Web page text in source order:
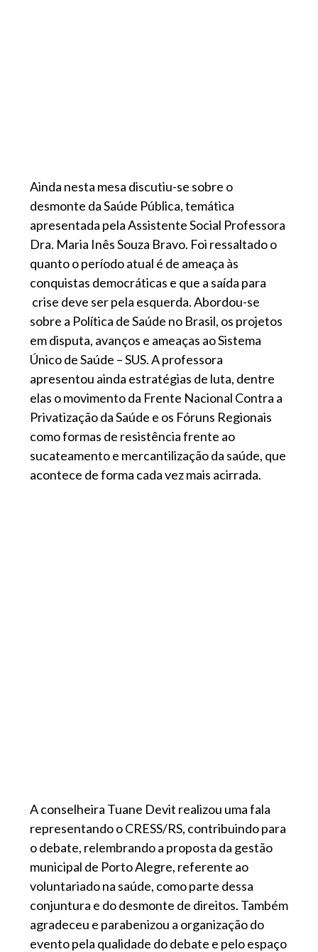
Ainda nesta mesa discutiu-se sobre o
desmonte da Saúde Pública, temática
apresentada pela Assistente Social Professora
Dra. Maria Inês Souza Bravo. Foi ressaltado o
quanto o período atual é de ameaça às
conquistas democráticas e que a saída para
crise deve ser pela esquerda. Abordou-se
sobre a Política de Saúde no Brasil, os projetos
em disputa, avanços e ameaças ao Sistema
Único de Saúde – SUS. A professora
apresentou ainda estratégias de luta, dentre
elas o movimento da Frente Nacional Contra a
Privatização da Saúde e os Fóruns Regionais
como formas de resistência frente ao
sucateamento e mercantilização da saúde, que
acontece de forma cada vez mais acirrada.
A conselheira Tuane Devit realizou uma fala
representando o CRESS/RS, contribuindo para
o debate, relembrando a proposta da gestão
municipal de Porto Alegre, referente ao
voluntariado na saúde, como parte dessa
conjuntura e do desmonte de direitos. Também
agradeceu e parabenizou a organização do
evento pela qualidade do debate e pelo espaço